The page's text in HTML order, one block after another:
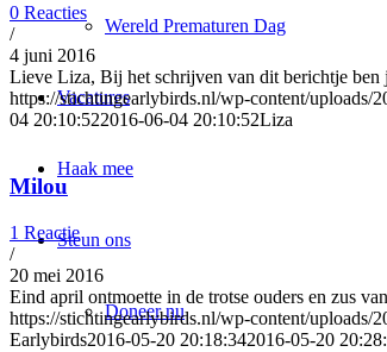
Wereld Prematuren Dag
Vacatures
Haak mee
Steun ons
Doneer nu
0 Reacties
/
4 juni 2016
Lieve Liza, Bij het schrijven van dit berichtje
https://stichtingearlybirds.nl/wp-content/uploads/
04 20:10:522016-06-04 20:10:52Liza
Milou
1 Reactie
/
20 mei 2016
Eind april ontmoette in de trotse ouders en zus
https://stichtingearlybirds.nl/wp-content/uploads/
Earlybirds2016-05-20 20:18:342016-05-20